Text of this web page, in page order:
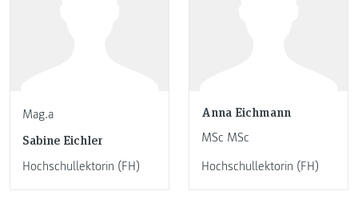
Mag.a
Sabine Eichler
Hochschullektorin (FH)
Anna Eichmann
MSc MSc
Hochschullektorin (FH)